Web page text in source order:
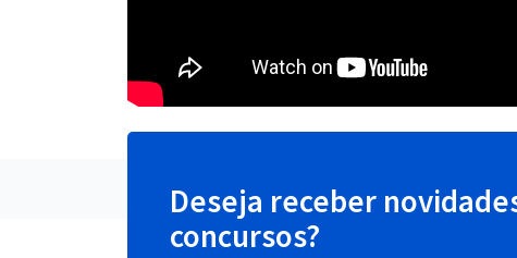
Deseja receber
concursos?